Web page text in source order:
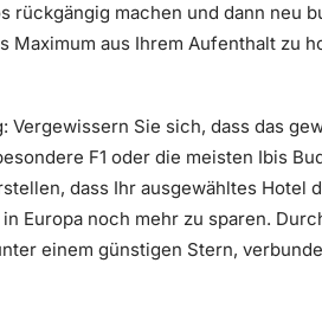
rückgängig machen und dann neu
Maximum aus Ihrem Aufenthalt zu
Vergewissern Sie sich, dass das
F1 oder die meisten Ibis
dass Ihr ausgewähltes Hotel
Europa noch mehr zu sparen.
einem günstigen Stern,